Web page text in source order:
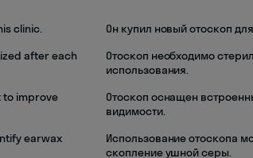
clinic.
Он купил новый отоскоп
after each
Отоскоп необходимо
использования.
to improve
Отоскоп оснащен
видимости.
earwax
Использование отоскопа
скопление ушной серы.